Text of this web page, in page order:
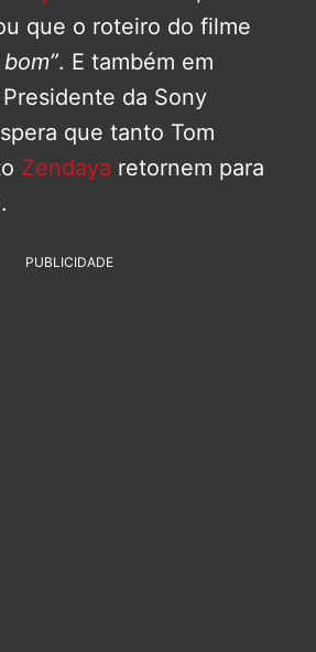
que o roteiro do filme
. E também em
da Sony
que tanto Tom
Zendaya retornem para
PUBLICIDADE